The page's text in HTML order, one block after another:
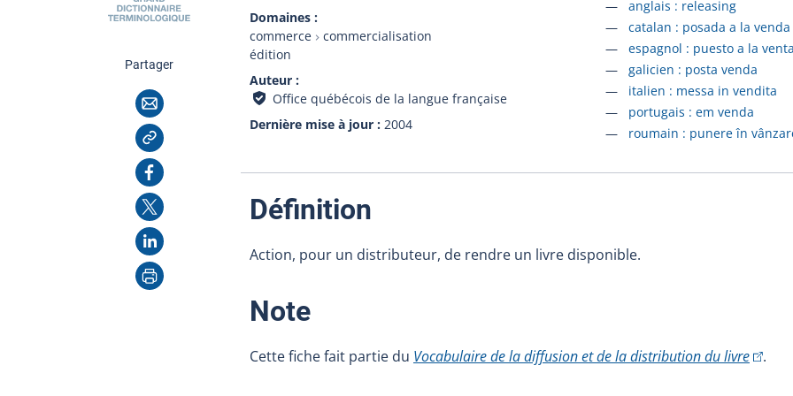
Domaines
commerce
commercialisation
édition
Auteur
Office québécois de la langue française
Dernière mise à jour
2004
Accéder à la fiche en
anglais : releasing
Accéder à la fiche en
catalan : posada a la venda
Accéder à la fiche en
espagnol : puesto a la venta
Accéder à la fiche en
galicien : posta venda
Accéder à la fiche en
italien : messa in vendita
Accéder à la fiche en
portugais : em venda
Accéder à la fiche en
roumain : punere în
Partagercette page
Courriel
Copier l'adresse
Facebook
X
LinkedIn
Imprimer
Définition
Action, pour un distributeur, de rendre un livre disponible.
Note:
Cette fiche fait partie du Vocabulaire de la diffusion et de la distribution du livre(Cet
.